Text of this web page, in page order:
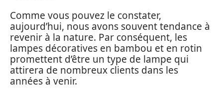
Comme vous pouvez le constater,
aujourd’hui, nous avons souvent tendance à
revenir à la nature. Par conséquent, les
lampes décoratives en bambou et en rotin
promettent d’être un type de lampe qui
attirera de nombreux clients dans les
années à venir.